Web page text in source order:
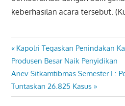
keberhasilan acara tersebut.
Navigasi
pos
Previous
Post:
Kapolri Tegaskan Penindakan
Produsen Besar Naik Penyidikan
Next
Post:
Anev Sitkamtibmas Semester I :
Tuntaskan 26.825 Kasus